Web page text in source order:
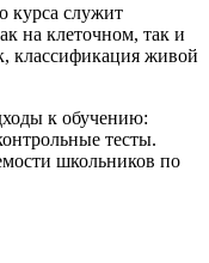
курса служит
на клеточном, так и
классификация живой
к обучению:
тесты.
школьников по